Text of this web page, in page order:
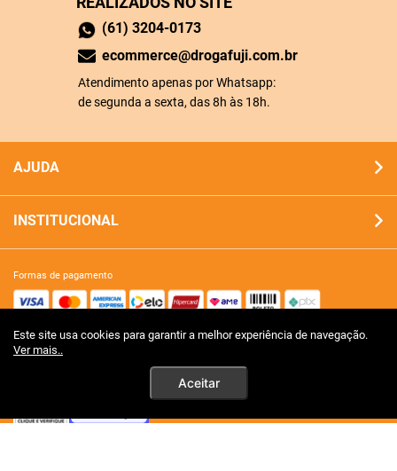
Este site usa cookies para garantir a melhor experiência de navegação.
Ver mais..
Aceitar
(61) 3204-0173
ecommerce@drogafuji.com.br
Atendimento apenas por Whatsapp:
de segunda a sexta, das 8h às 18h.
AJUDA
INSTITUCIONAL
formas de pagamento
site 100% seguro